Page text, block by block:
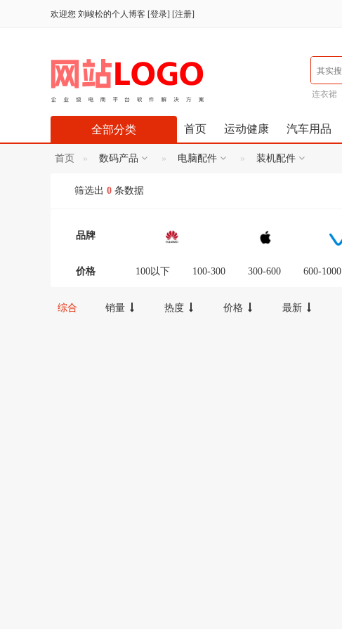
欢迎您 刘峻松的个人博客 [登录] [注册]
连衣裙
首页 运动健康 汽车用品
全部分类
首页 数码产品 电脑配件 装机配件
筛选出 0 条数据
品牌
价格 100以下 100-300 300-600 600-1000
综合 销量 热度 价格 最新